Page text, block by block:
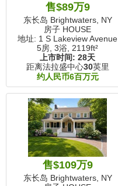
售$89万9
东长岛 Brightwaters, NY
房子 HOUSE
地址: 1 S Lakeview Avenue
5房, 3浴, 2119ft²
上市时间: 28天
距离法拉盛中心30英里
约人民币6百万元
售$109万9
东长岛 Brightwaters, NY